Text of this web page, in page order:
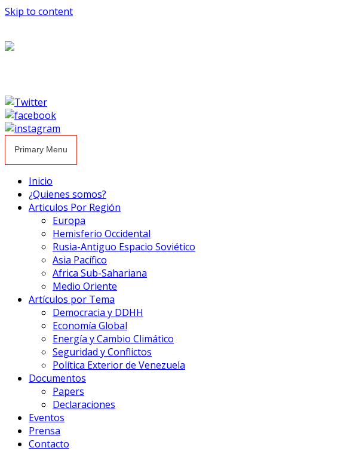
Skip to content
Primary Menu
Inicio
¿Quienes somos?
Articulos Por Región
Europa
Hemisferio Occidental
Rusia-Antiguo Espacio Soviético
Asia Pacífico
Africa Sub-Sahariana
Medio Oriente
Artículos por Tema
Democracia y DDHH
Economía Global
Energía y Cambio Climático
Seguridad y Conflictos
Política Exterior de Venezuela
Documentos
Papers
Declaraciones
Eventos
Prensa
Contacto